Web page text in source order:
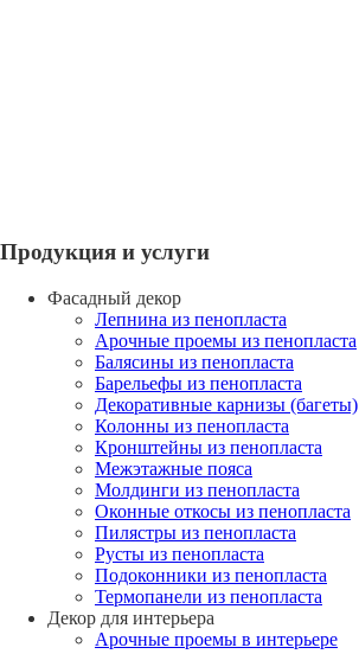
Продукция и услуги
Фасадный декор
Лепнина из пенопласта
Арочные проемы из пенопласта
Балясины из пенопласта
Барельефы из пенопласта
Декоративные карнизы (багеты)
Колонны из пенопласта
Кронштейны из пенопласта
Межэтажные пояса
Молдинги из пенопласта
Оконные откосы из пенопласта
Пилястры из пенопласта
Русты из пенопласта
Подоконники из пенопласта
Термопанели из пенопласта
Декор для интерьера
Арочные проемы в интерьере